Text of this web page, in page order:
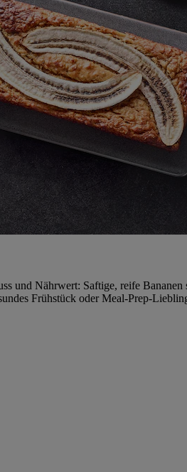
und Nährwert: Saftige, reife
Frühstück oder